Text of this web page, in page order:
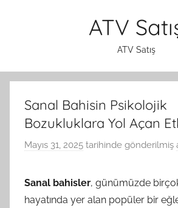
ATV
ATV Satış
Sanal Bahisin Psikolojik
Bozukluklara Yol Açan
Mayıs 31, 2025 tarihinde gönderilmiş
Sanal bahisler, günümüzde
hayatında yer alan popüler bir